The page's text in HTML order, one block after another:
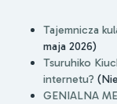
Tajemnicza
maja 2026)
Tsuruhiko
internetu?
GENIALNA